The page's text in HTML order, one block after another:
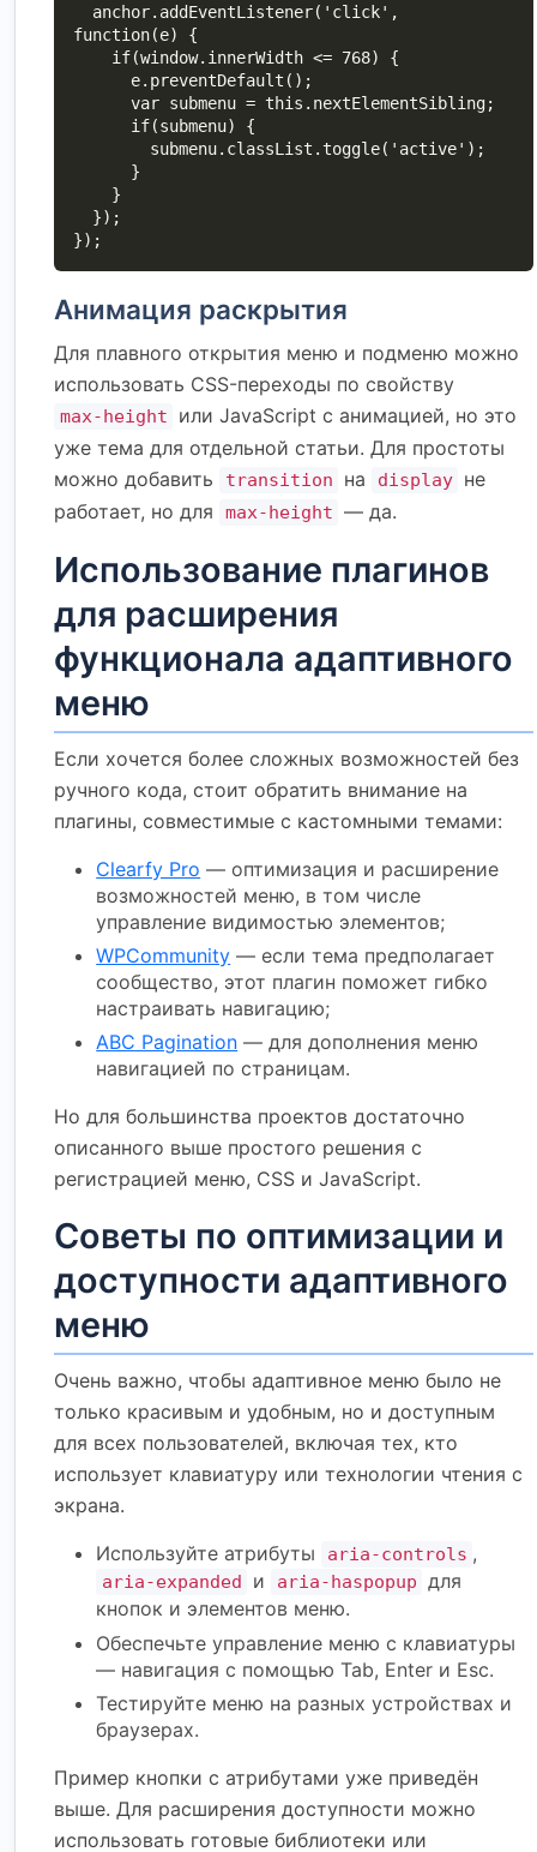
function(e) {
});
Анимация раскрытия
Для плавного открытия меню и подменю можно
использовать CSS-переходы по свойству
max-height
или JavaScript с анимацией, но это
уже тема для отдельной статьи. Для простоты
можно добавить
transition на display не
работает, но для
max-height — да.
Использование плагинов
для расширения
функционала адаптивного
меню
Если хочется более сложных возможностей без
ручного кода, стоит обратить внимание на
плагины, совместимые с кастомными темами:
Clearfy Pro — оптимизация и расширение
возможностей меню, в том числе
управление видимостью элементов;
WPCommunity — если тема предполагает
сообщество, этот плагин поможет гибко
настраивать навигацию;
ABC Pagination — для дополнения меню
навигацией по страницам.
Но для большинства проектов достаточно
описанного выше простого решения с
регистрацией меню, CSS и JavaScript.
Советы по оптимизации и
доступности адаптивного
меню
Очень важно, чтобы адаптивное меню было не
только красивым и удобным, но и доступным
для всех пользователей, включая тех, кто
использует клавиатуру или технологии чтения с
экрана.
Используйте атрибуты
aria-controls ,
aria-expanded и aria-haspopup для
кнопок и элементов меню.
Обеспечьте управление меню с клавиатуры
— навигация с помощью Tab, Enter и Esc.
Тестируйте меню на разных устройствах и
браузерах.
Пример кнопки с атрибутами уже приведён
выше. Для расширения доступности можно
использовать готовые библиотеки или